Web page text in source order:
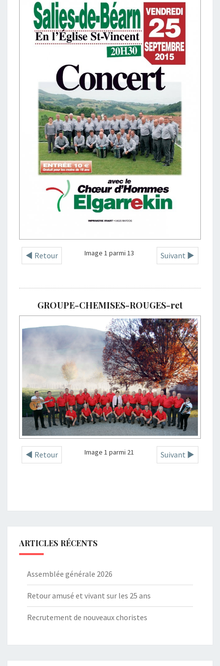
◄ Retour Suivant ►
Image 1 parmi 13
GROUPE-CHEMISES-ROUGES-ret
◄ Retour Suivant ►
Image 1 parmi 21
ARTICLES RÉCENTS
Assemblée générale 2026
Retour amusé et vivant sur les 25 ans
Recrutement de nouveaux choristes